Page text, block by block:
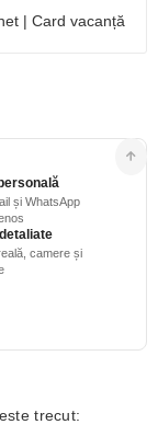
| Card vacanță
și WhatsApp
camere și
trecut: